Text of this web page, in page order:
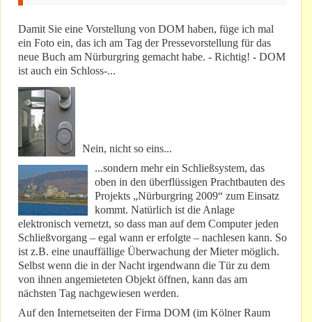
Damit Sie eine Vorstellung von DOM haben, füge ich mal
ein Foto ein, das ich am Tag der Pressevorstellung für das
neue Buch am Nürburgring gemacht habe. - Richtig! - DOM
ist auch ein Schloss-...
Nein, nicht so eins...
...sondern mehr ein Schließsystem, das
oben in den überflüssigen Prachtbauten des
Projekts „Nürburgring 2009“ zum Einsatz
kommt. Natürlich ist die Anlage
elektronisch vernetzt, so dass man auf dem Computer jeden
Schließvorgang – egal wann er erfolgte – nachlesen kann. So
ist z.B. eine unauffällige Überwachung der Mieter möglich.
Selbst wenn die in der Nacht irgendwann die Tür zu dem
von ihnen angemieteten Objekt öffnen, kann das am
nächsten Tag nachgewiesen werden.
Auf den Internetseiten der Firma DOM (im Kölner Raum